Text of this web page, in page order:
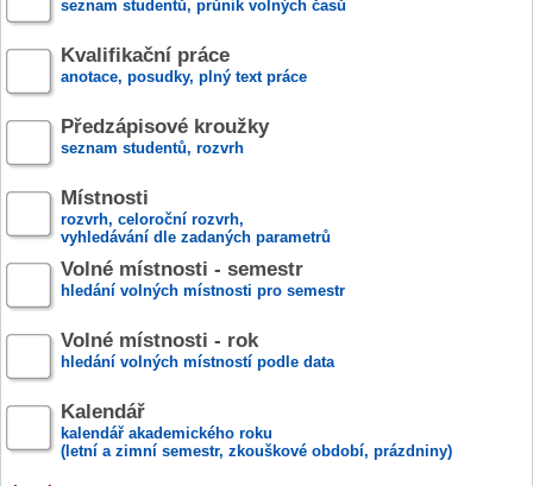
seznam studentů, průnik volných časů
Kvalifikační práce
anotace, posudky, plný text práce
Předzápisové kroužky
seznam studentů, rozvrh
Místnosti
rozvrh, celoroční rozvrh,
vyhledávání dle zadaných parametrů
Volné místnosti - semestr
hledání volných místnosti pro semestr
Volné místnosti - rok
hledání volných místností podle data
Kalendář
kalendář akademického roku
(letní a zimní semestr, zkouškové období, prázdniny)